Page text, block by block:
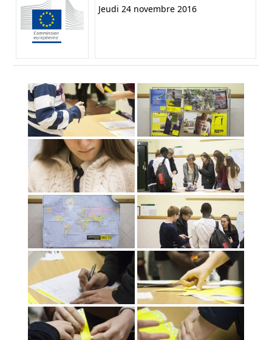
Jeudi 24 novembre 2016